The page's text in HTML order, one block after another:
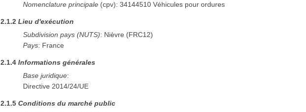
Nomenclature principale (cpv):34144510 Véhicules pour ordures
2.1.2Lieu d'exécution
Subdivision pays (NUTS): Nièvre (FRC12)
Pays: France
2.1.4Informations générales
Base juridique:
Directive 2014/24/UE
2.1.5Conditions du marché public